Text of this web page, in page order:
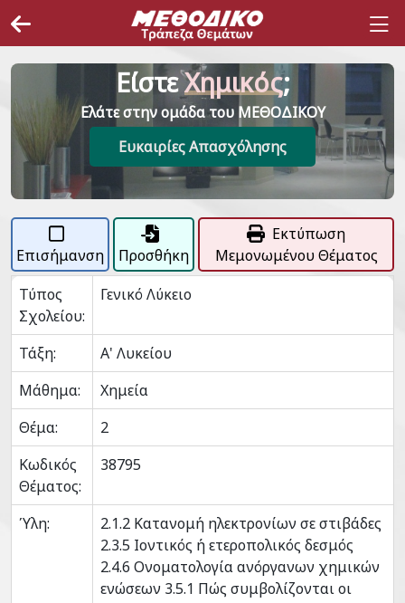
ΕίστεΧημικός;
Ελάτε στην ομάδα του ΜΕΘΟΔΙΚΟΥ
Ευκαιρίες Απασχόλησης
Επισήμανση Προσθήκη
Εκτύπωση
Μεμονωμένου Θέματος
Τύπος
Σχολείου:
Γενικό Λύκειο
Τάξη:
Α' Λυκείου
Μάθημα:
Χημεία
Θέμα:
2
Κωδικός
Θέματος:
38795
Ύλη:
2.1.2 Κατανομή ηλεκτρονίων σε στιβάδες
2.3.5 Ιοντικός ή ετεροπολικός δεσμός
2.4.6 Ονοματολογία ανόργανων χημικών
ενώσεων 3.5.1 Πώς συμβολίζονται οι